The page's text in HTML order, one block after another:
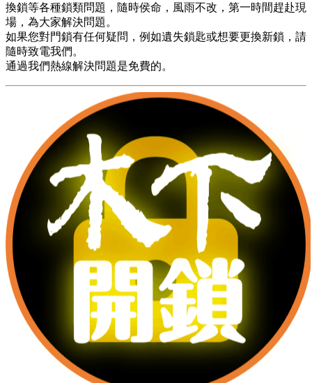
換鎖等各種鎖類問題，隨時侯命，風雨不改，第一時間趕赴現
場，為大家解決問題。
如果您對門鎖有任何疑問，例如遺失鎖匙或想要更換新鎖，請
隨時致電我們。
通過我們熱線解決問題是免費的。